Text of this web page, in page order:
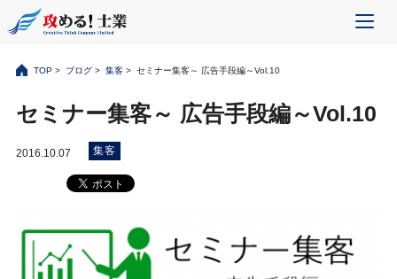
TOP> ブログ> 集客> セミナー集客～ 広告手段編～Vol.10
セミナー集客～ 広告手段編～Vol.10
2016.10.07 集客